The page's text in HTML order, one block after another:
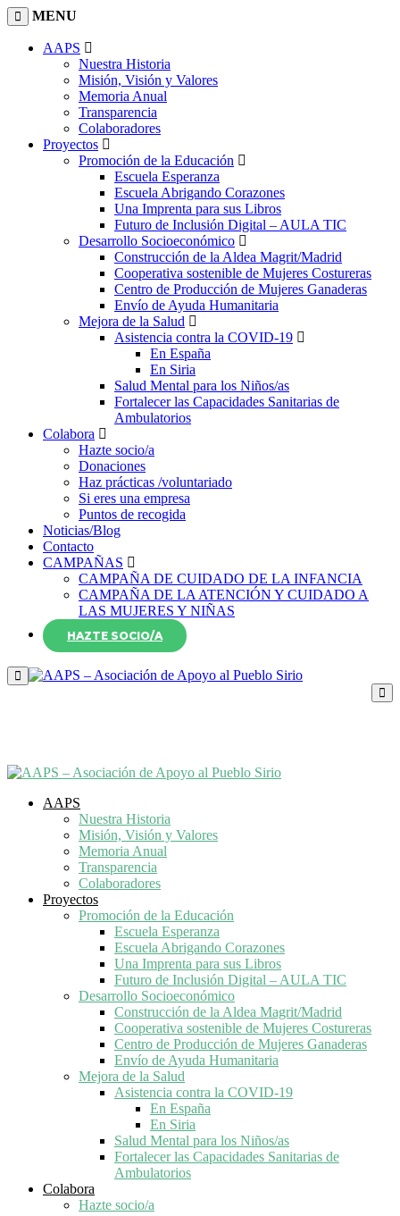
MENU
AAPS
Nuestra Historia
Misión, Visión y Valores
Memoria Anual
Transparencia
Colaboradores
Proyectos
Promoción de la Educación
Escuela Esperanza
Escuela Abrigando Corazones
Una Imprenta para sus Libros
Futuro de Inclusión Digital – AULA TIC
Desarrollo Socioeconómico
Construcción de la Aldea Magrit/Madrid
Cooperativa sostenible de Mujeres Costureras
Centro de Producción de Mujeres Ganaderas
Envío de Ayuda Humanitaria
Mejora de la Salud
Asistencia contra la COVID-19
En España
En Siria
Salud Mental para los Niños/as
Fortalecer las Capacidades Sanitarias de
Ambulatorios
Colabora
Hazte socio/a
Donaciones
Haz prácticas /voluntariado
Si eres una empresa
Puntos de recogida
Noticias/Blog
Contacto
CAMPAÑAS
CAMPAÑA DE CUIDADO DE LA INFANCIA
CAMPAÑA DE LA ATENCIÓN Y CUIDADO A
LAS MUJERES Y NIÑAS
HAZTE SOCIO/A
AAPS
Nuestra Historia
Misión, Visión y Valores
Memoria Anual
Transparencia
Colaboradores
Proyectos
Promoción de la Educación
Escuela Esperanza
Escuela Abrigando Corazones
Una Imprenta para sus Libros
Futuro de Inclusión Digital – AULA TIC
Desarrollo Socioeconómico
Construcción de la Aldea Magrit/Madrid
Cooperativa sostenible de Mujeres Costureras
Centro de Producción de Mujeres Ganaderas
Envío de Ayuda Humanitaria
Mejora de la Salud
Asistencia contra la COVID-19
En España
En Siria
Salud Mental para los Niños/as
Fortalecer las Capacidades Sanitarias de
Ambulatorios
Colabora
Hazte socio/a